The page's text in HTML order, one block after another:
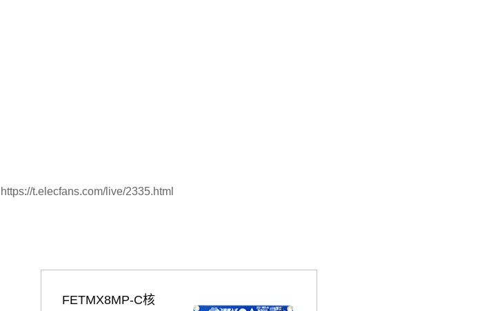
https://t.elecfans.com/live/2335.html
FETMX8MP-C核